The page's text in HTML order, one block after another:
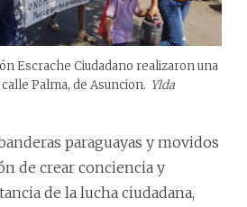
Escrache Ciudadano realizaron una
Palma, de Asuncion. Ylda
paraguayas y movidos
de crear conciencia y
de la lucha ciudadana,